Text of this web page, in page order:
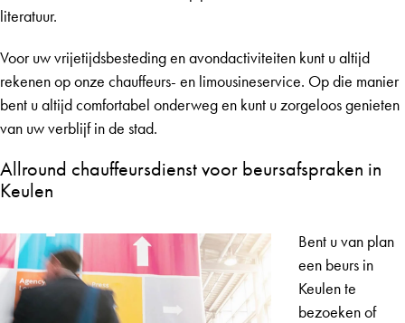
literatuur.
Voor uw vrijetijdsbesteding en avondactiviteiten kunt u altijd
rekenen op onze chauffeurs- en limousineservice. Op die manier
bent u altijd comfortabel onderweg en kunt u zorgeloos genieten
van uw verblijf in de stad.
Allround chauffeursdienst voor beursafspraken in
Keulen
Bent u van plan
een beurs in
Keulen te
bezoeken of